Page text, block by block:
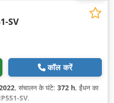
SV
कॉल करें
, संचालन के घंटे: 372 h, ईंधन का
SV,